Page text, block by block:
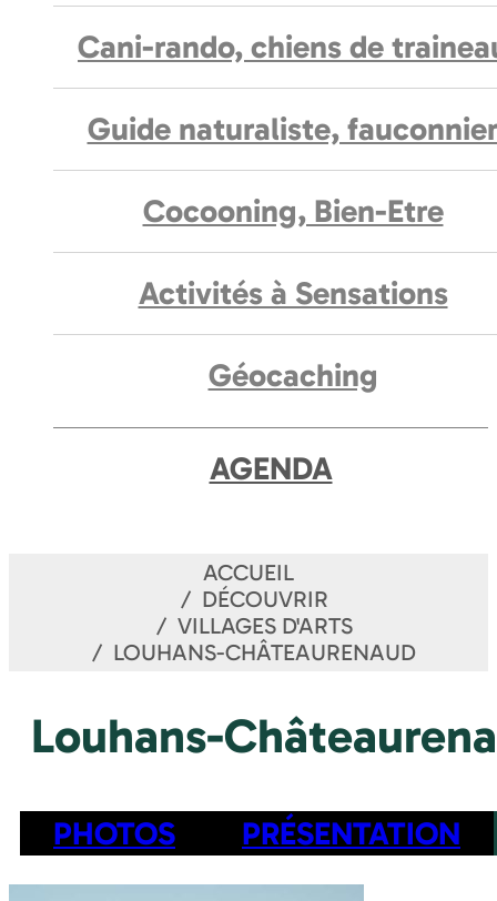
Cani-rando, chiens de
Guide naturaliste,
Cocooning, Bien-Etre
Activités à Sensations
Géocaching
AGENDA
ACCUEIL
DÉCOUVRIR
VILLAGES D'ARTS
LOUHANS-CHÂTEAURENAUD
Louhans-
PHOTOS PRÉSENTATION